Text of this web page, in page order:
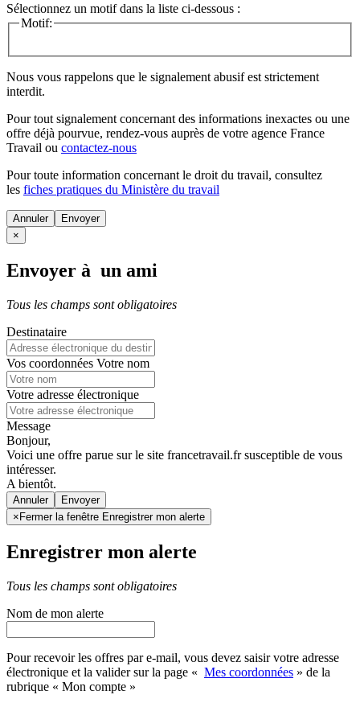
Sélectionnez un motif dans la liste ci-dessous :
Motif:
Nous vous rappelons que le signalement abusif est strictement
interdit.
Pour tout signalement concernant des informations inexactes ou une
offre déjà pourvue, rendez-vous auprès de votre agence France
Travail ou contactez-nous
Pour toute information concernant le droit du travail, consultez
les fiches pratiques du Ministère du travail
Annuler
×
Envoyer à un ami
Tous les champs sont obligatoires
Destinataire
Vos coordonnées Votre nom
Votre adresse électronique
Message
Bonjour,
Voici une offre parue sur le site francetravail.fr susceptible de vous
intéresser.
A bientôt.
Annuler
× Fermer la fenêtre Enregistrer mon alerte
Enregistrer mon alerte
Tous les champs sont obligatoires
Nom de mon alerte
Pour recevoir les offres par e-mail, vous devez saisir votre adresse
électronique et la valider sur la page « Mes coordonnées » de la
rubrique « Mon compte »